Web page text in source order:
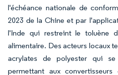
l'échéance nationale de
2023 de la Chine et par
l'Inde qui restreint le toluène
alimentaire. Des acteurs locaux
acrylates de polyester qui
permettant aux